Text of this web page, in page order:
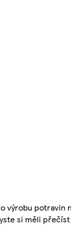
potravin
si měli